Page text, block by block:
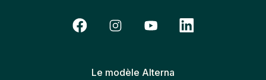
Le modèle Alterna